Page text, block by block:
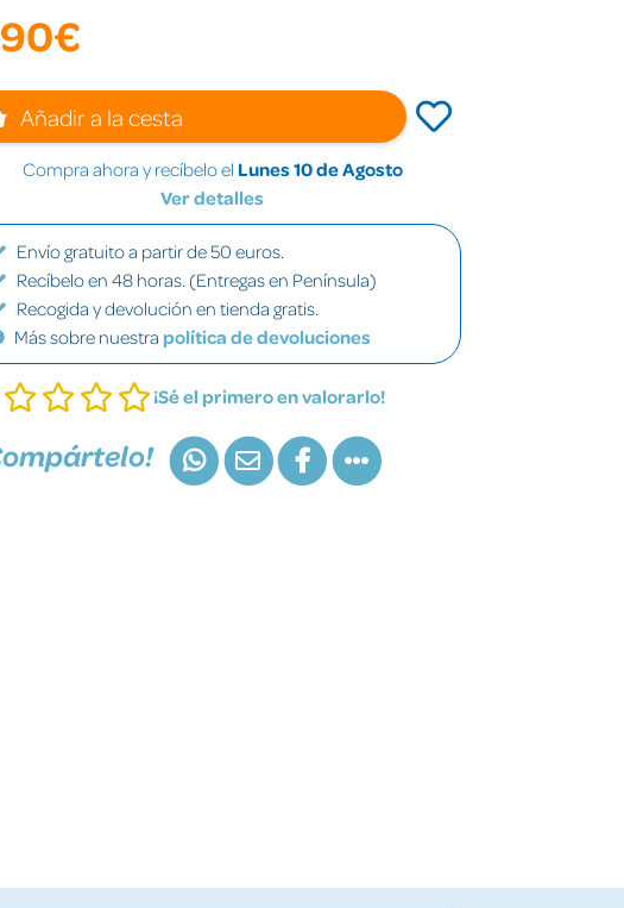
Añadir a la cesta
Compra ahora y recíbelo el Lunes 10 de Agosto
Ver detalles
Envío gratuito a partir de 50 euros.
Recíbelo en 48 horas. (Entregas en Península)
Recogida y devolución en tienda gratis.
Más sobre nuestra política de devoluciones
¡Sé el primero en valorarlo!